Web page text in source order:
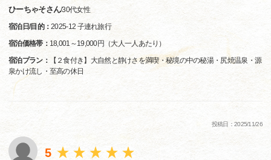
ひーちゃそさん/30代女性
宿泊日/目的：2025-12 子連れ旅行
宿泊価格帯： 18,001～19,000円（大人一人あたり）
宿泊プラン：
【２食付き】大自然と静けさを満喫・秘境の中の秘湯・尻焼温泉・源
泉かけ流し・至高の休日
投稿日：2025/11/26
5